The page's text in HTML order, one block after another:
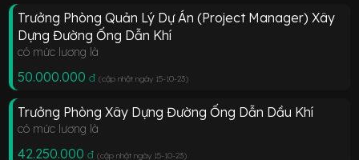
Trưởng Phòng Quản Lý Dự Án (Project Manager) Xây
Dựng Đường Ống Dẫn Khí
có mức lương là
50.000.000 đ (cập nhật ngày 15-10-23)
Trưởng Phòng Xây Dựng Đường Ống Dẫn Dầu Khí
có mức lương là
42.250.000 đ (cập nhật ngày 15-10-23)